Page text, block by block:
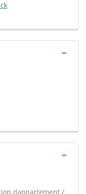
dappartement /